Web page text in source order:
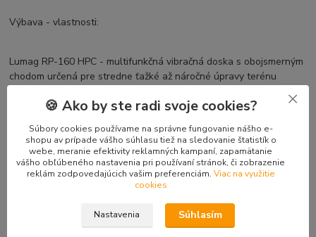
Výbava - vlastnosti:
Lumag RP-160 HPC - multifunkčná vibračná doska s obojsmerným
chodom určená pre stredne ťažké až náročné úpravy terénu
pohon štvortaktným benzínovým LONCIM motorom 270 cm³
s výkonom 6 kw
plynulá regulácia vpred i vzad
ľahko ovládateľná, vhodná i do úzkych priestorov
pevná a stabilná konštrukcia
motor chránený proti preťaženiu
🍪 Ako by ste radi svoje cookies?
Súbory cookies používame na správne fungovanie nášho e-
shopu av prípade vášho súhlasu tiež na sledovanie štatistík o
webe, meranie efektivity reklamných kampaní, zapamätanie
vášho obľúbeného nastavenia pri používaní stránok, či zobrazenie
reklám zodpovedajúcich vašim preferenciám. Viac na využitie
cookies
Nastavenia Súhlasím